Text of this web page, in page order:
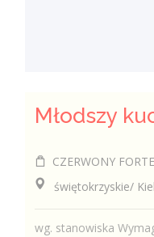
CZERWONY FORTEPIAN S.C
świętokrzyskie/
wg. stanowiska